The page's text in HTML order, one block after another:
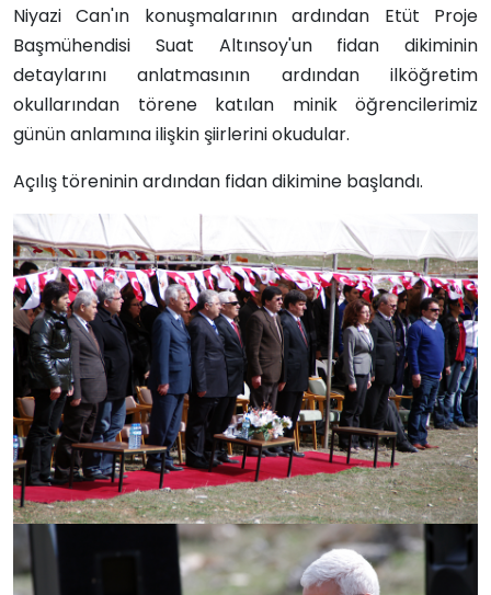
Niyazi Can'ın konuşmalarının ardından Etüt Proje
Başmühendisi Suat Altınsoy'un fidan dikiminin
detaylarını anlatmasının ardından ilköğretim
okullarından törene katılan minik öğrencilerimiz
günün anlamına ilişkin şiirlerini okudular.
Açılış töreninin ardından fidan dikimine başlandı.